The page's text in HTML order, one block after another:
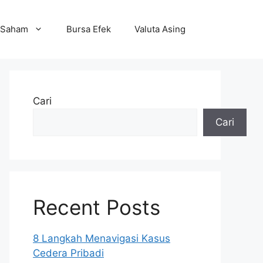
Saham Bursa Efek Valuta Asing
Cari
Cari
Recent Posts
8 Langkah Menavigasi Kasus
Cedera Pribadi